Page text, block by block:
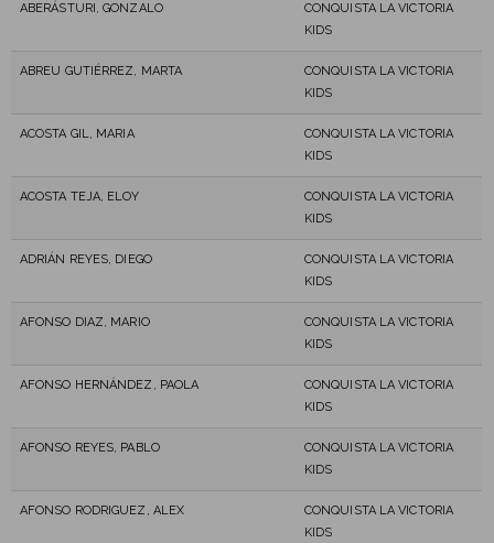
ABERÁSTURI, GONZALO
CONQUISTA LA VICTORIA
KIDS
ABREU GUTIÉRREZ, MARTA
CONQUISTA LA VICTORIA
KIDS
ACOSTA GIL, MARIA
CONQUISTA LA VICTORIA
KIDS
ACOSTA TEJA, ELOY
CONQUISTA LA VICTORIA
KIDS
ADRIÁN REYES, DIEGO
CONQUISTA LA VICTORIA
KIDS
AFONSO DIAZ, MARIO
CONQUISTA LA VICTORIA
KIDS
AFONSO HERNÁNDEZ, PAOLA
CONQUISTA LA VICTORIA
KIDS
AFONSO REYES, PABLO
CONQUISTA LA VICTORIA
KIDS
AFONSO RODRIGUEZ, ALEX
CONQUISTA LA VICTORIA
KIDS